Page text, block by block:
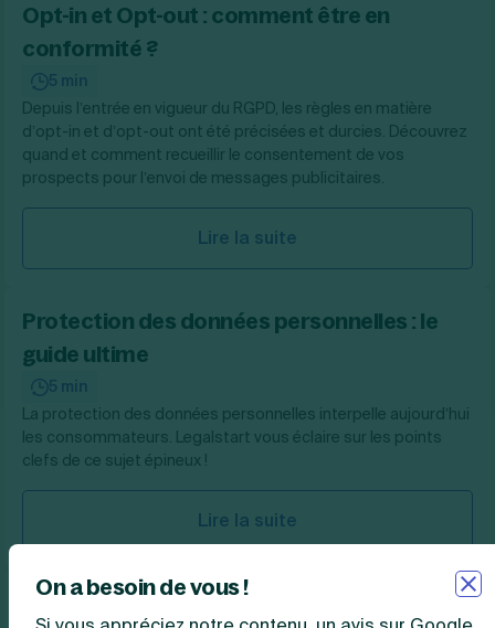
Opt-in et Opt-out : comment être en
conformité ?
5 min
Depuis l’entrée en vigueur du RGPD, les règles en matière
d’opt-in et d’opt-out ont été précisées et durcies. Découvrez
quand et comment recueillir le consentement de vos
prospects pour l’envoi de messages publicitaires.
Lire la suite
Protection des données personnelles : le
guide ultime
5 min
La protection des données personnelles interpelle aujourd’hui
les consommateurs. Legalstart vous éclaire sur les points
clefs de ce sujet épineux !
Lire la suite
Quelle mise en conformité doivent
On a besoin de vous !